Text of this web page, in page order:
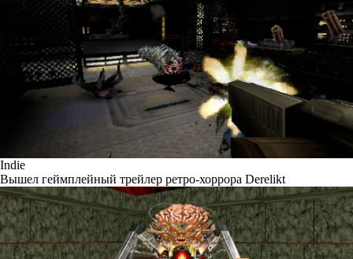
Indie
Вышел геймплейный трейлер ретро-хоррора Derelikt